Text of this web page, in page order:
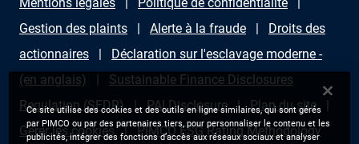
Gestion des plaints
Alerte à la fraude
Droits des
actionnaires
Déclaration sur l'esclavage moderne -
(en anglais)
Sustainable Finance Disclosures
Regulation (SFDR)
PAI Disclosure
Plan du site
Gérer les cookies
PIMCO ESG Rating Methodology
Ce site utilise des cookies et des outils en ligne similaires, qui sont gérés
par PIMCO ou par des partenaires tiers, pour personnaliser le contenu et les
publicités, intégrer des fonctions d’accès aux réseaux sociaux et analyser